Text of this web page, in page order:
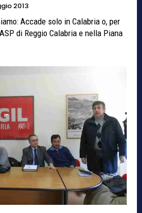
2013
o, per
di Reggio Calabria e nella Piana